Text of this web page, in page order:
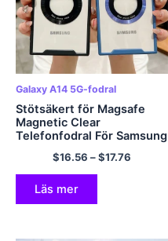
Galaxy A14 5G-fodral
Stötsäkert för Magsafe
Magnetic Clear
Telefonfodral För Samsung
Galaxy S23 S22 Ultra Plus
A54 A34 A14 A52 A53
A32 A33 5G Hårt skal
$16.56 –$17.76
Läs mer